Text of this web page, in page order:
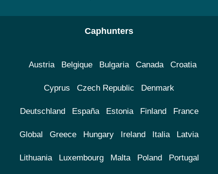
Caphunters
Austria Belgique Bulgaria Canada Croatia
Cyprus Czech Republic Denmark
Deutschland España Estonia Finland France
Global Greece Hungary Ireland Italia Latvia
Lithuania Luxembourg Malta Poland Portugal